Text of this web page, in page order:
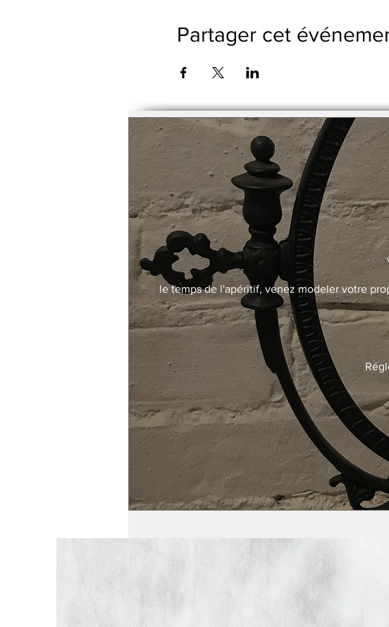
Pas de cotisation ou de frais
Partager cet
le temps de l'apéritif, venez modeler votre